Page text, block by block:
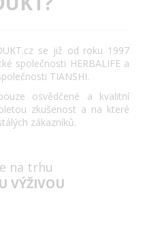
se již od roku 1997
společnosti HERBALIFE a
TIANSHI.
osvědčené a kvalitní
zkušenost a na které
zákazníků.
na trhu
VÝŽIVOU